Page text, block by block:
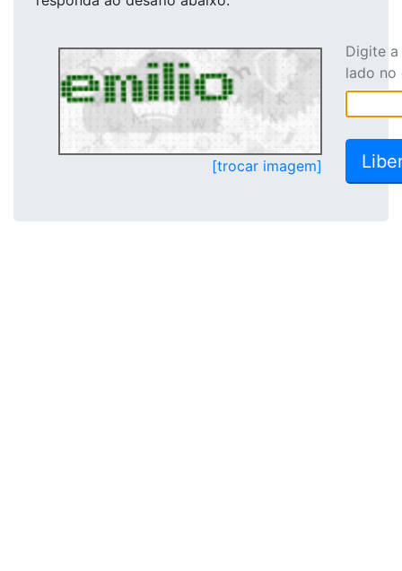
[trocar imagem]
Digite
lado no